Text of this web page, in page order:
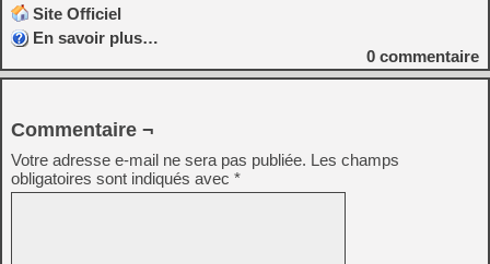
Site Officiel
En savoir plus…
0 commentaire
Commentaire ¬
Votre adresse e-mail ne sera pas publiée. Les champs
obligatoires sont indiqués avec *